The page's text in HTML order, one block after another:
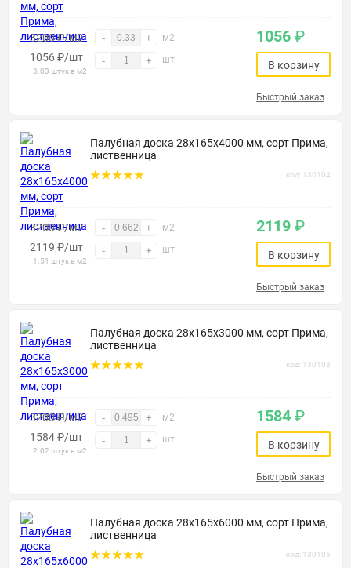
3200 ₽/м2 - + м2
1056 ₽/шт
3.03 штук в м2
- + шт
1056 ₽
В корзину
Быстрый заказ
Палубная доска 28х165х4000 мм, сорт Прима,
лиственница
код: 130104
3200 ₽/м2 - + м2
2119 ₽/шт
1.51 штук в м2
- + шт
2119 ₽
В корзину
Быстрый заказ
Палубная доска 28х165х3000 мм, сорт Прима,
лиственница
код: 130103
3200 ₽/м2 - + м2
1584₽/шт
2.02 штук в м2
- + шт
1584 ₽
В корзину
Быстрый заказ
Палубная доска 28х165х6000 мм, сорт Прима,
лиственница
код: 130106